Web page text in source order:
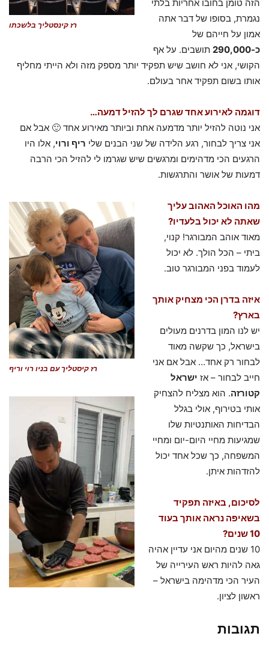
רז קינסטליך בלשכתו
הזה טומן בחובו אחריות בלתי
נגמרת, בסופו של דבר אתה
אמון על חייהם של
כ-290,000
תושבים. על אף
הקושי, אני לא חושב שיש תפקיד יותר מספק מזה ולא הייתי מחליף
אותו בשום תפקיד אחר בעולם.
דוגמה לאירוע אחד שגרם לך להזיל דמעה…
אני נוטה להזיל יותר מדמעה אחת וביותר מאירוע אחד 🙂 אבל אם
אני צריך לבחור, רגע הלידה של שני הבנים שלי ריף ורוי, אלו היו
הרגעים הכי מדהימים ומרגשים שיש שגרמו לי להזיל הכי הרבה
דמעות של אושר והתרגשות.
רז קיסטליך עם בניו רוי וריף
מהו האוכל האהוב עליך
שאתה לא יכול בלעדיו?
מאוד אוהב המבורגר! קנוי,
ביתי – הכל הולך. לא יכול
לעמוד בפני המבורגר טוב.
איזה בדרן הכי מצחיק אותך
בארץ?
יש לנו המון בדרנים מעולים
בישראל, כך שקשה מאוד
לבחור רק אחד… אבל אם אני
חייב לבחור – אז ישראל
קטורזה. הוא מצליח להצחיק
אותי בטירוף, אולי בגלל
הבדיחות האותנטיות שלו
שמגיעות מחיי היום-יום ומחיי
המשפחה, כך שכל אחד יכול
להזדהות איתן.
לסיכום, באיזה תפקיד
בשאיפה נראה אותך בעוד
10 שנים?
10 שנים מהיום אני עדיין אהיה
גאה להיות ראש העירייה של
העיר הכי מדהימה בישראל –
ראשון לציון.
תגובות